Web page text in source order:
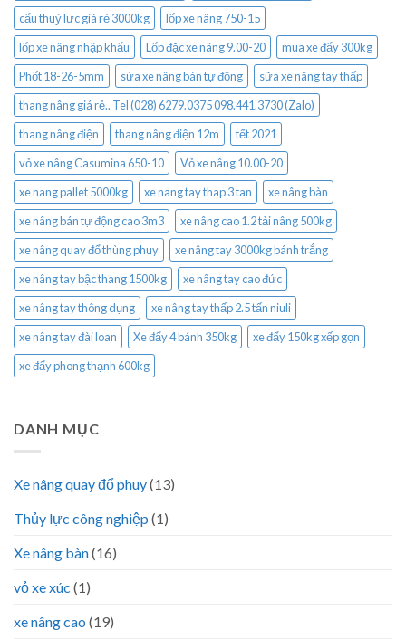
cẩu thuỷ lực giá rẻ 3000kg
lốp xe nâng 750-15
lốp xe nâng nhập khẩu
Lốp đặc xe nâng 9.00-20
mua xe đẩy 300kg
Phốt 18-26-5mm
sửa xe nâng bán tự động
sữa xe nâng tay thấp
thang nâng giá rẻ.. Tel (028) 6279.0375 098.441.3730 (Zalo)
thang nâng điện
thang nâng điện 12m
tết 2021
vỏ xe nâng Casumina 650-10
Vỏ xe nâng 10.00-20
xe nang pallet 5000kg
xe nang tay thap 3 tan
xe nâng bàn
xe nâng bán tự động cao 3m3
xe nâng cao 1.2 tải nâng 500kg
xe nâng quay đổ thùng phuy
xe nâng tay 3000kg bánh trắng
xe nâng tay bậc thang 1500kg
xe nâng tay cao đức
xe nâng tay thông dụng
xe nâng tay thấp 2.5 tấn niuli
xe nâng tay đài loan
Xe đẩy 4 bánh 350kg
xe đẩy 150kg xếp gọn
xe đẩy phong thạnh 600kg
DANH MỤC
Xe nâng quay đổ phuy(13)
Thủy lực công nghiệp (1)
Xe nâng bàn(16)
vỏ xe xúc (1)
xe nâng cao (19)